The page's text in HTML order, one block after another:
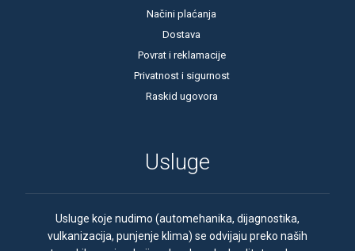
Načini plaćanja
Dostava
Povrat i reklamacije
Privatnost i sigurnost
Raskid ugovora
Usluge
Usluge koje nudimo (automehanika, dijagnostika,
vulkanizacija, punjenje klima) se odvijaju preko naših